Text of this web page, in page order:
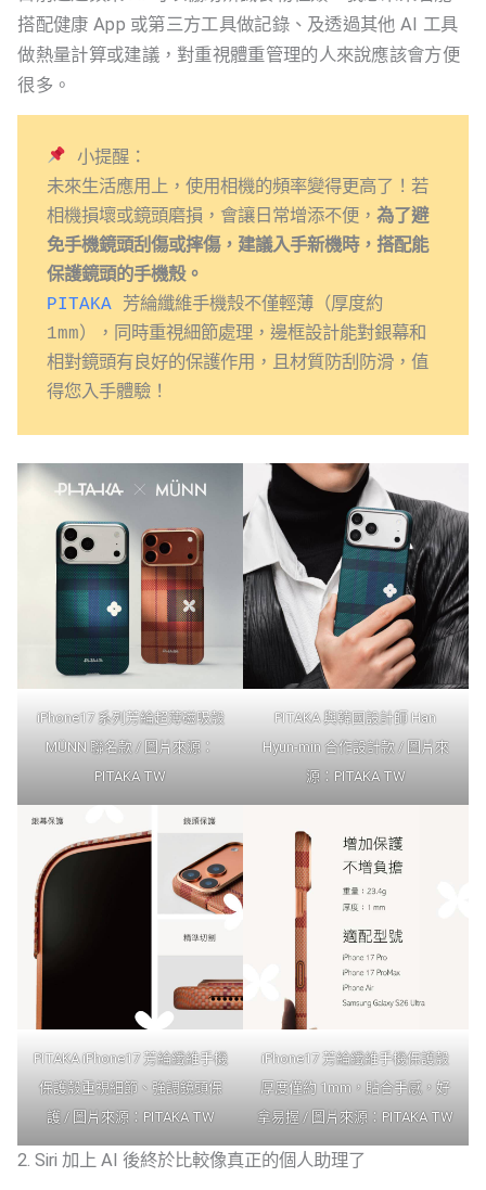
搭配健康 App 或第三方工具做記錄、及透過其他 AI 工具
做熱量計算或建議，對重視體重管理的人來說應該會方便
很多。
小提醒：
未來生活應用上，使用相機的頻率變得更高了！若
相機損壞或鏡頭磨損，會讓日常增添不便， 為了避
免手機鏡頭刮傷或摔傷，建議入手新機時，搭配能
保護鏡頭的手機殼。
PITAKA 芳綸纖維手機殼不僅輕薄（厚度約
1mm），同時重視細節處理，邊框設計能對銀幕和
相對鏡頭有良好的保護作用，且材質防刮防滑，值
得您入手體驗！
iPhone17 系列芳綸超薄磁吸殼
MÜNN 聯名款 / 圖片來源：
PITAKA TW
PITAKA 與韓國設計師 Han
Hyun-min 合作設計款 / 圖片來
源： PITAKA TW
PITAKA iPhone17 芳綸纖維手機
保護殼重視細節、強調鏡頭保
護 / 圖片來源： PITAKA TW
iPhone17 芳綸纖維手機保護殼
厚度僅約 1mm，貼合手感，好
拿易握 / 圖片來源：PITAKA TW
2. Siri 加上 AI 後終於比較像真正的個人助理了